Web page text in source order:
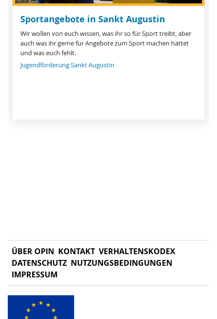
Sportangebote in Sankt Augustin
Wir wollen von euch wissen, was ihr so für Sport treibt, aber
auch was ihr gerne für Angebote zum Sport machen hättet
und was euch fehlt.
Jugendförderung Sankt Augustin
ÜBER OPIN KONTAKT VERHALTENSKODEX
DATENSCHUTZ NUTZUNGSBEDINGUNGEN
IMPRESSUM